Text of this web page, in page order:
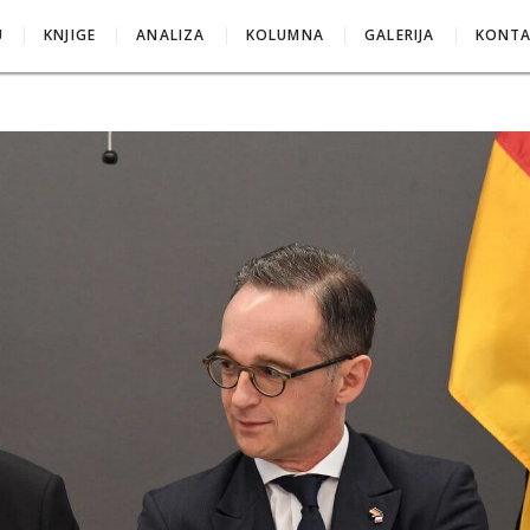
KNJIGE ANALIZA KOLUMNA GALERIJA